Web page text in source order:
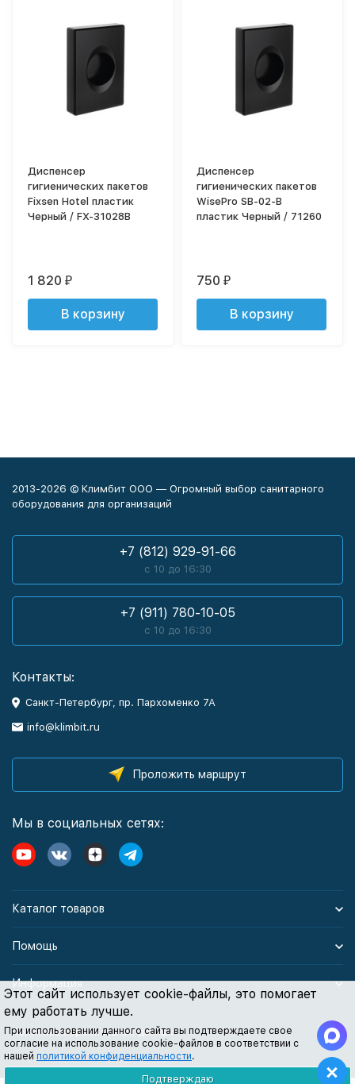
Этот сайт использует cookie-файлы, это помогает
ему работать лучше.
При использовании данного сайта вы подтверждаете свое
согласие на использование cookie-файлов в соответствии с
нашей политикой конфиденциальности.
Подтверждаю
Диспенсер
гигиенических пакетов
Fixsen Hotel пластик
Черный / FX-31028B
1 820₽
В корзину
Диспенсер
гигиенических пакетов
WisePro SB-02-B
пластик Черный / 71260
750₽
В корзину
2013-2026 © Климбит ООО — Огромный выбор санитарного
оборудования для организаций
+7 (812) 929-91-66
с 10 до 16:30
+7 (911) 780-10-05
с 10 до 16:30
Контакты:
Санкт-Петербург, пр. Пархоменко 7А
info@klimbit.ru
Проложить маршрут
Мы в социальных сетях:
Каталог товаров
Помощь
Информация
Политика персональных данных